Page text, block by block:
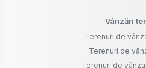
Vânzări
Terenuri de
Terenuri de
Terenuri de